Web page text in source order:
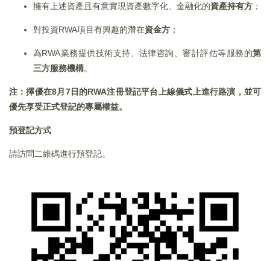
擁有上述資產且有意實現資產數字化、金融化的資產持有方 ；
對投資RWA項目有興趣的潛在資金方 ；
為RWA業務提供技術支持、法律咨詢、審計評估等服務的第
三方服務機構。
注：擇優在8月7日的RWA注冊登記平台上線儀式上進行路演，並可
優先享受正式登記的專屬權益。
預登記方式
請訪問二維碼進行預登記。